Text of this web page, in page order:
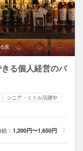
席
る個人経営のバ
シニア・ミドル活躍中
： 1,200円〜1,650円